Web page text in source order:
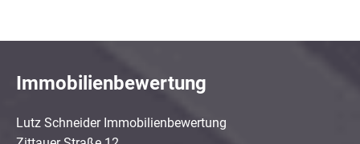
Immobilienbewertung
Lutz Schneider Immobilienbewertung